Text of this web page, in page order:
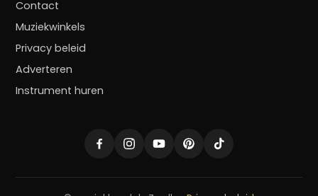
Contact
Muziekwinkels
Privacy beleid
Adverteren
Instrument huren